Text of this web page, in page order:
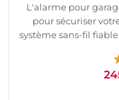
L'alarme pour
pour sécuriser
système sans-fil
des alertes en
Facile à installer, il
résidence